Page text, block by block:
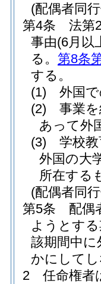
(配偶者同
第4条
法第
事由(6月以
る。 第8条
する。
(1)
外国
(2)
事業
あって外
(3)
学校
外国の大
所在する
(配偶者同
第5条
配偶
ようとす
該期間中
かにして
2
任命権者